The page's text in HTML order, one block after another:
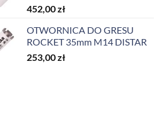
452,00zł
OTWORNICA DO GRESU
ROCKET 35mm M14 DISTAR
253,00zł